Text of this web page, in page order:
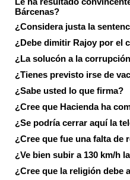
Bárcenas?
¿Considera justa la
¿Debe dimitir Rajoy por el
¿La solucón a la
¿Tienes previsto irse de
¿Sabe usted lo que firma?
¿Cree que Hacienda ha
¿Se podría cerrar aquí la
¿Cree que fue una falta de
¿Ve bien subir a 130 km/h
¿Cree que la religión debe